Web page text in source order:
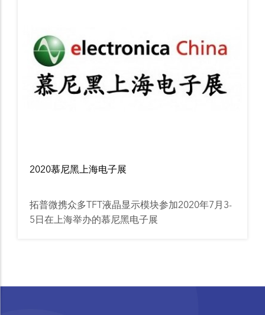
2020慕尼黑上海电子展
拓普微携众多TFT液晶显示模块参加2020年7月3-
5日在上海举办的慕尼黑电子展